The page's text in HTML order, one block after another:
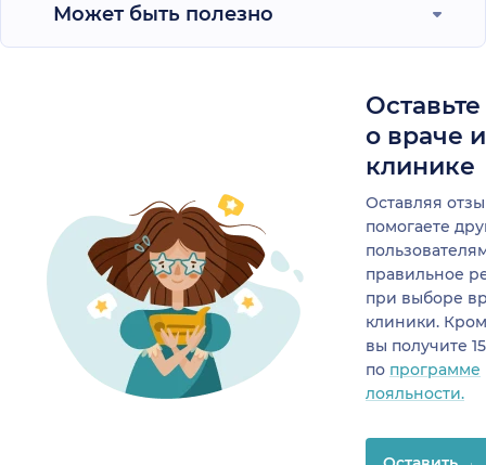
Может быть полезно
о враче
клинике
Оставляя
помогаете
правильное
при выборе
клиники.
вы получите
по программе
лояльности.